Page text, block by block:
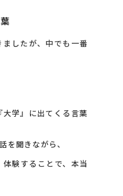
したが、中でも一番
学』に出てくる言葉
を聞きながら、
体験することで、本当